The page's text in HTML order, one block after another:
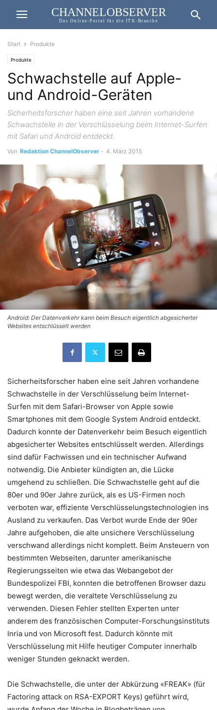
CHANNELOBSERVER
Das Online-Portal für die ITK-Branche
Start Produkte
Produkte
Schwachstelle auf Apple-
und Android-Geräten
Sicherheitsforscher haben eine seit Jahren vorhandene
Schwachstelle in der Verschlüsselung beim Internet-Surfen
mit Safari und Android entdeckt.
Von Redaktion ChannelObserver - 4. März 2015
Android: Der Datenverkehr kann beim Besuch eigentlich abgesicherter
Websites entschlüsselt werden
Sicherheitsforscher haben eine seit Jahren vorhandene
Schwachstelle in der Verschlüsselung beim Internet-
Surfen mit dem Safari-Browser von Apple sowie
Smartphones mit dem Google System Android entdeckt.
Dadurch konnte der Datenverkehr beim Besuch eigentlich
abgesicherter Websites entschlüsselt werden. Allerdings
sind dafür Fachwissen und ein technischer Aufwand
notwendig. Die Anbieter kündigten an, die Lücke
umgehend zu schließen. Die Schwachstelle geht auf die
80er und 90er Jahre zurück, als es US-Firmen noch
verboten war, effiziente Verschlüsselungstechnologien ins
Ausland zu verkaufen. Das Verbot wurde Ende der 90er
Jahre aufgehoben, die alte unsichere Verschlüsselung
verschwand allerdings nicht komplett. Beim Ansteuern von
bestimmten Webseiten, darunter amerikanische
Regierungsseiten wie etwa das Webangebot der
Bundespolizei FBI, konnten die betroffenen Browser dazu
bewegt werden, die veraltete Verschlüsselung zu
verwenden. Diesen Fehler stellten Experten unter
anderem des französischen Computer-Forschungsinstituts
Inria und von Microsoft fest. Dadurch könnte mit
Verschlüsselung mit Hilfe heutiger Computer innerhalb
weniger Stunden geknackt werden.
Die Schwachstelle, die unter der Abkürzung «FREAK» (für
Factoring attack on RSA-EXPORT Keys) geführt wird,